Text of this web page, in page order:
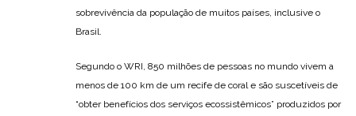
sobrevivência da população de muitos países, inclusive o
Brasil.
Segundo o WRI, 850 milhões de pessoas no mundo vivem a
menos de 100 km de um recife de coral e são suscetíveis de
“obter benefícios dos serviços ecossistêmicos” produzidos por